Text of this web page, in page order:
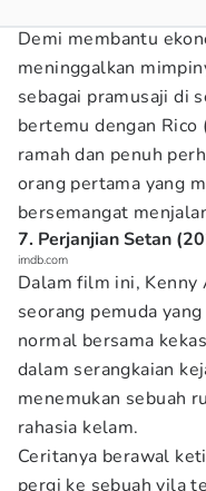
Demi membantu
meninggalkan
sebagai pramusaji di
bertemu dengan
ramah dan penuh
orang pertama yang
bersemangat
7. Perjanjian Setan
imdb.com
Dalam film ini, Kenny
seorang pemuda
normal bersama
dalam serangkaian
menemukan sebuah
rahasia kelam.
Ceritanya berawal
pergi ke sebuah vila